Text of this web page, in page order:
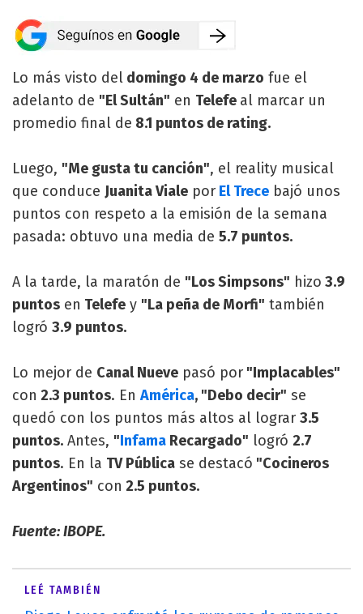
Lo más visto del domingo 4 de marzo fue el
adelanto de "El Sultán" en Telefe al marcar un
promedio final de 8.1 puntos de rating.
Luego, "Me gusta tu canción", el reality musical
que conduce Juanita Viale por El Trece bajó unos
puntos con respeto a la emisión de la semana
pasada: obtuvo una media de 5.7 puntos.
A la tarde, la maratón de "Los Simpsons" hizo 3.9
puntos en Telefe y "La peña de Morfi" también
logró 3.9 puntos.
Lo mejor de Canal Nueve pasó por "Implacables"
con 2.3 puntos. En América, "Debo decir" se
quedó con los puntos más altos al lograr 3.5
puntos. Antes, "Infama Recargado" logró 2.7
puntos. En la TV Pública se destacó "Cocineros
Argentinos" con 2.5 puntos.
Fuente: IBOPE.
LEÉ TAMBIÉN